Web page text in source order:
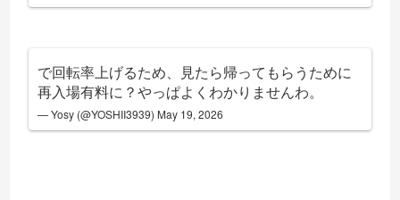
で回転率上げるため、見たら帰ってもらうために
再入場有料に？やっぱよくわかりませんわ。
— Yosy (@YOSHII3939) May 19, 2026